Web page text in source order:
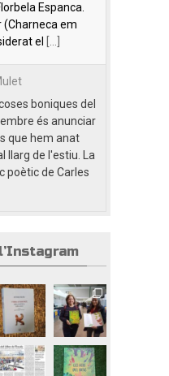
Espanca.
(Charneca em
el
boniques del
és anunciar
que hem anat
llarg de l'estiu. La
poètic de Carles